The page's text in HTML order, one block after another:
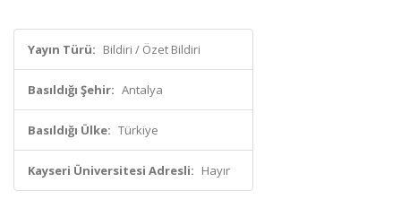
Yayın Türü: Bildiri / Özet Bildiri
Basıldığı Şehir: Antalya
Basıldığı Ülke: Türkiye
Kayseri Üniversitesi Adresli: Hayır